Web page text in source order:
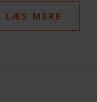
LÆS MERE